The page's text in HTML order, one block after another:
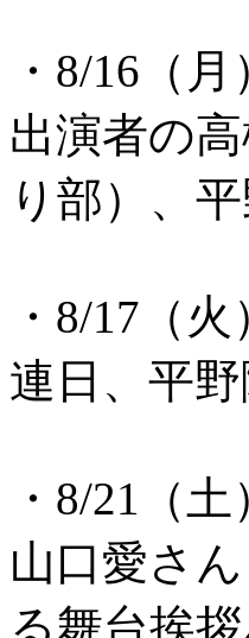
・8/16（
出演者の
り部）、
・8/17（
連日、平
・8/21（
山口愛さ
る舞台挨拶